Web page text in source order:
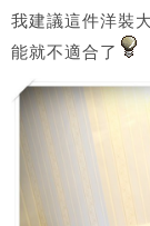
我建議這件洋裝
能就不適合了